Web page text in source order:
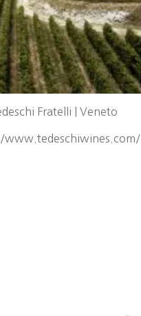
Fratelli | Veneto
www.tedeschiwines.com/